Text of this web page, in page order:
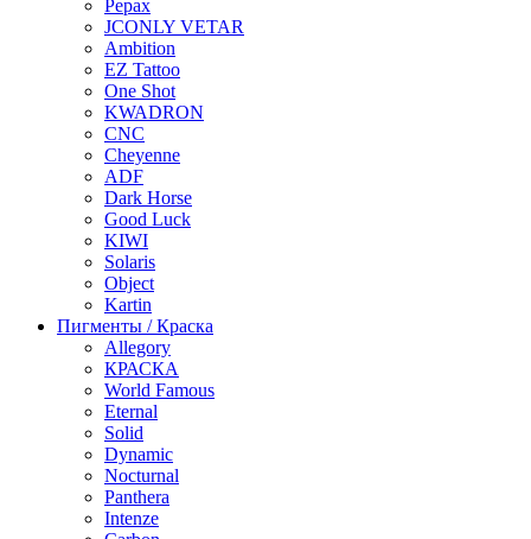
Pepax
JCONLY VETAR
Ambition
EZ Tattoo
One Shot
KWADRON
CNC
Cheyenne
ADF
Dark Horse
Good Luck
KIWI
Solaris
Object
Kartin
Пигменты / Краска
Allegory
КРАСКА
World Famous
Eternal
Solid
Dynamic
Nocturnal
Panthera
Intenze